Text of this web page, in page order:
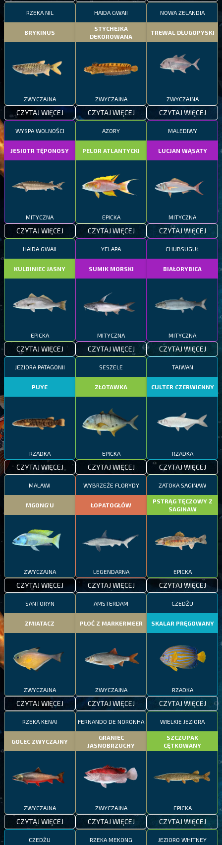
RZEKA NIL
BRYKINUS
ZWYCZAJNA
CZYTAJ WIĘCEJ
HAIDA GWAII
STYCHEJKA
DEKOROWANA
ZWYCZAJNA
CZYTAJ WIĘCEJ
NOWA ZELANDIA
TREWAL DŁUGOPYSKI
ZWYCZAJNA
CZYTAJ WIĘCEJ
WYSPA WOLNOŚCI
JESIOTR TĘPONOSY
MITYCZNA
CZYTAJ WIĘCEJ
AZORY
PELOR ATLANTYCKI
EPICKA
CZYTAJ WIĘCEJ
MALEDIWY
LUCJAN WĄSATY
MITYCZNA
CZYTAJ WIĘCEJ
HAIDA GWAII
KULBINIEC JASNY
EPICKA
CZYTAJ WIĘCEJ
YELAPA
SUMIK MORSKI
MITYCZNA
CZYTAJ WIĘCEJ
CHUBSUGUŁ
BIAŁORYBICA
MITYCZNA
CZYTAJ WIĘCEJ
JEZIORA PATAGONII
PUYE
RZADKA
CZYTAJ WIĘCEJ
SESZELE
ZŁOTAWKA
EPICKA
CZYTAJ WIĘCEJ
TAJWAN
CULTER CZERWIENNY
RZADKA
CZYTAJ WIĘCEJ
MALAWI
MGONG'U
ZWYCZAJNA
CZYTAJ WIĘCEJ
WYBRZEŻE FLORYDY
ŁOPATOGŁÓW
LEGENDARNA
CZYTAJ WIĘCEJ
ZATOKA SAGINAW
PSTRĄG TĘCZOWY Z
SAGINAW
EPICKA
CZYTAJ WIĘCEJ
SANTORYN
ZMIATACZ
ZWYCZAJNA
CZYTAJ WIĘCEJ
AMSTERDAM
PŁOĆ Z MARKERMEER
ZWYCZAJNA
CZYTAJ WIĘCEJ
CZEDŻU
SKALAR PRĘGOWANY
RZADKA
CZYTAJ WIĘCEJ
RZEKA KENAI
GOLEC ZWYCZAJNY
ZWYCZAJNA
CZYTAJ WIĘCEJ
FERNANDO DE NORONHA
GRANIEC
JASNOBRZUCHY
ZWYCZAJNA
CZYTAJ WIĘCEJ
WIELKIE JEZIORA
SZCZUPAK
CĘTKOWANY
EPICKA
CZYTAJ WIĘCEJ
CZEDŻU RZEKA MEKONG JEZIORO WHITNEY